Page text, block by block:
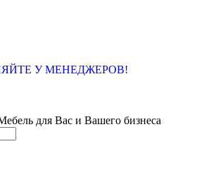
У МЕНЕДЖЕРОВ!
для Вас и Вашего бизнеса